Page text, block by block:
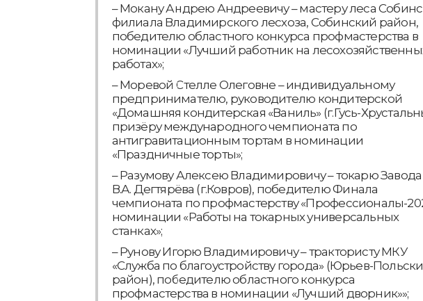
– Мокану Андрею Андреевичу – мастеру леса
филиала Владимирского лесхоза, Собинский район,
победителю областного конкурса профмастерства в
номинации «Лучший работник на
работах»;
– Моревой Стелле Олеговне – индивидуальному
предпринимателю, руководителю кондитерской
«Домашняя кондитерская «Ваниль» (г.Гусь-
призёру международного чемпионата по
антигравитационным тортам в номинации
«Праздничные торты»;
– Разумову Алексею Владимировичу – токарю
В.А. Дегтярёва (г.Ковров), победителю Финала
чемпионата по профмастерству «Профессионалы-
номинации «Работы на токарных универсальных
станках»;
– Рунову Игорю Владимировичу – трактористу МКУ
«Служба по благоустройству города» (Юрьев-
район), победителю областного конкурса
профмастерства в номинации «Лучший дворник»»;